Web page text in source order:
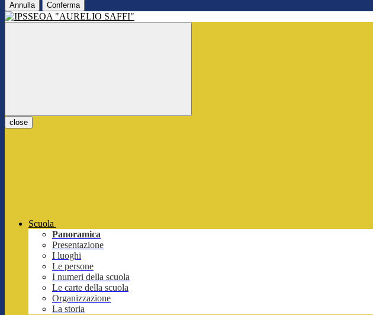
Annulla Conferma
close
Scuola
Panoramica
Presentazione
I luoghi
Le persone
I numeri della scuola
Le carte della scuola
Organizzazione
La storia